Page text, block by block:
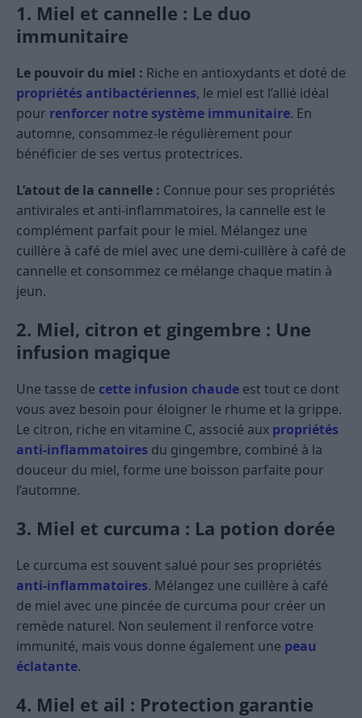
1. Miel et cannelle : Le duo
immunitaire
Le pouvoir du miel : Riche en antioxydants et doté de
propriétés antibactériennes, le miel est l’allié idéal
pour renforcer notre système immunitaire. En
automne, consommez-le régulièrement pour
bénéficier de ses vertus protectrices.
L’atout de la cannelle : Connue pour ses propriétés
antivirales et anti-inflammatoires, la cannelle est le
complément parfait pour le miel. Mélangez une
cuillère à café de miel avec une demi-cuillère à café de
cannelle et consommez ce mélange chaque matin à
jeun.
2. Miel, citron et gingembre : Une
infusion magique
Une tasse de cette infusion chaude est tout ce dont
vous avez besoin pour éloigner le rhume et la grippe.
Le citron, riche en vitamine C, associé aux propriétés
anti-inflammatoires du gingembre, combiné à la
douceur du miel, forme une boisson parfaite pour
l’automne.
3. Miel et curcuma : La potion dorée
Le curcuma est souvent salué pour ses propriétés
anti-inflammatoires. Mélangez une cuillère à café
de miel avec une pincée de curcuma pour créer un
remède naturel. Non seulement il renforce votre
immunité, mais vous donne également une peau
éclatante.
4. Miel et ail : Protection garantie